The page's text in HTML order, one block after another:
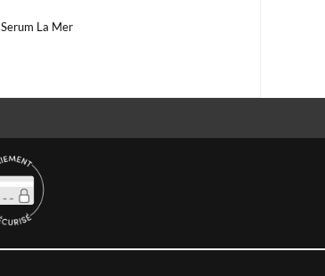
Serum La Mer